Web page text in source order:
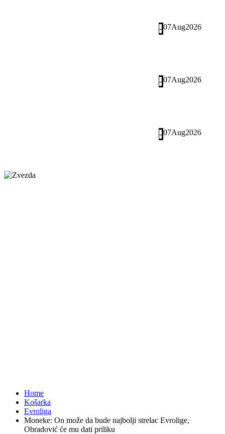
- 07Aug2026
- 07Aug2026
- 07Aug2026
Home
Košarka
Evroliga
Moneke: On može da bude najbolji strelac Evrolige,
Obradović će mu dati priliku